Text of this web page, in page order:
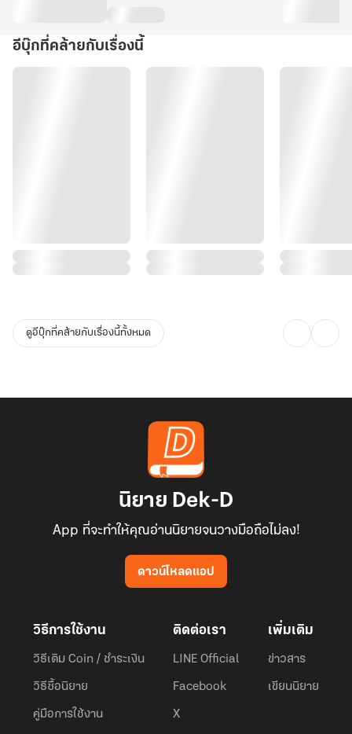
อีบุ๊กที่คล้ายกับเรื่องนี้
ดูอีบุ๊กที่คล้ายกับเรื่องนี้ทั้งหมด
นิยาย Dek-D
App ที่จะทำให้คุณอ่านนิยายจนวางมือถือไม่ลง!
ดาวน์โหลดแอป
วิธีการใช้งาน
วิธีเติม Coin / ชำระเงิน
วิธีซื้อนิยาย
คู่มือการใช้งาน
ติดต่อเรา
LINE Official
Facebook
X
เพิ่มเติม
ข่าวสาร
เขียนนิยาย